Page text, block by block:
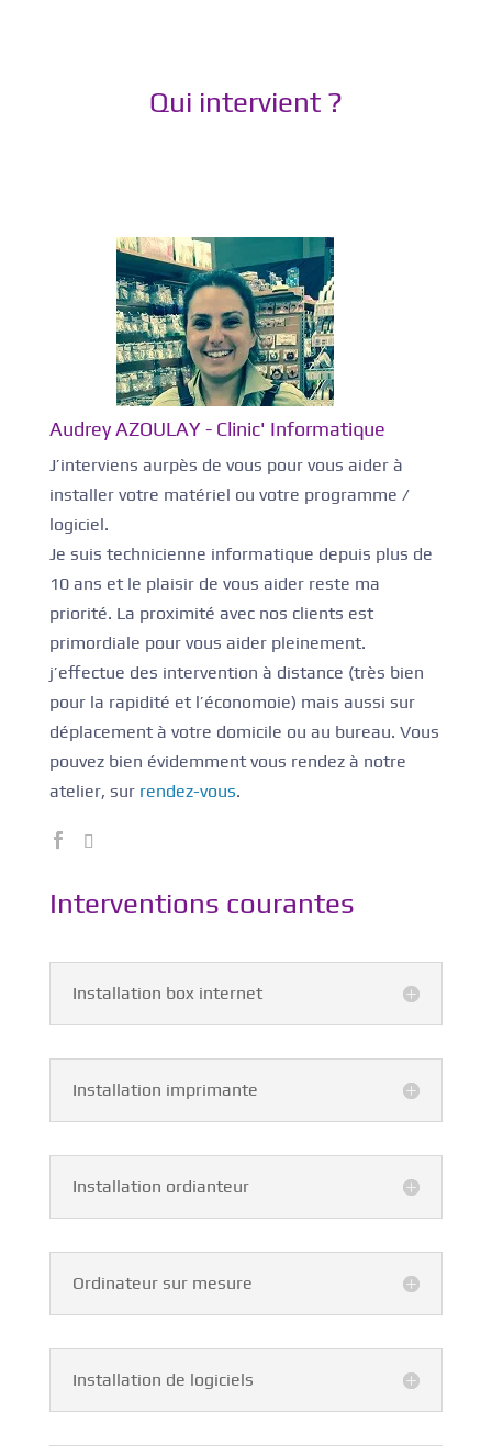
Qui intervient ?
Audrey AZOULAY - Clinic' Informatique
J’interviens aurpès de vous pour vous aider à
installer votre matériel ou votre programme /
logiciel.
Je suis technicienne informatique depuis plus de
10 ans et le plaisir de vous aider reste ma
priorité. La proximité avec nos clients est
primordiale pour vous aider pleinement.
j’effectue des intervention à distance (très bien
pour la rapidité et l’économoie) mais aussi sur
déplacement à votre domicile ou au bureau. Vous
pouvez bien évidemment vous rendez à notre
atelier, sur rendez-vous.
Interventions courantes
Installation box internet
Installation imprimante
Installation ordianteur
Ordinateur sur mesure
Installation de logiciels